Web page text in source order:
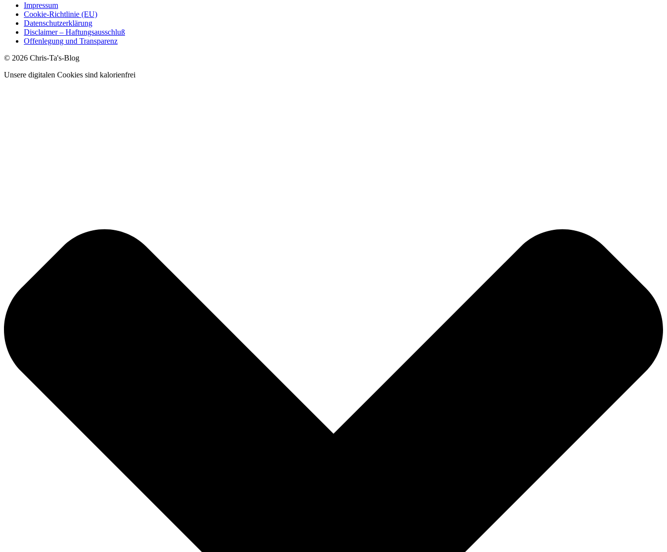
Impressum
Cookie-Richtlinie (EU)
Datenschutzerklärung
Disclaimer – Haftungsausschluß
Offenlegung und Transparenz
© 2026 Chris-Ta's-Blog
Unsere digitalen Cookies sind kalorienfrei